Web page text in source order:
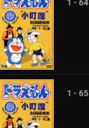
1 - 64
1 - 65